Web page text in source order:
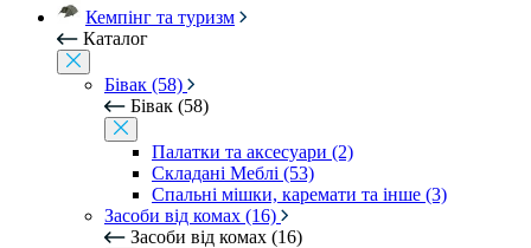
Кемпінг та туризм
Каталог
Бівак (58)
Бівак (58)
Палатки та аксесуари (2)
Складані Меблі (53)
Спальні мішки, каремати та інше (3)
Засоби від комах (16)
Засоби від комах (16)